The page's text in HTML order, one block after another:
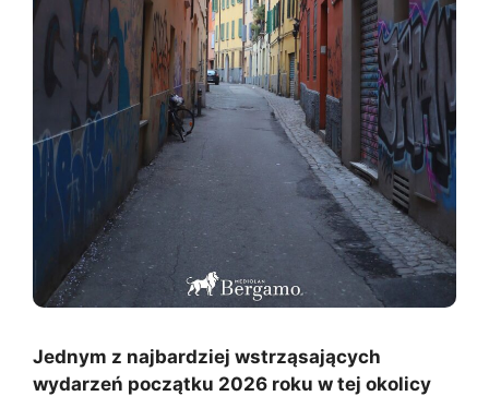
Jednym z najbardziej wstrząsających
wydarzeń początku 2026 roku w tej okolicy